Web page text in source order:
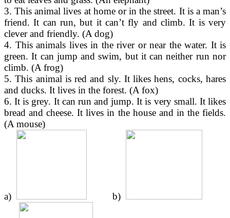
3. This animal lives at home or in the street. It is a man’s
friend. It can run, but it can’t fly and climb. It is very
clever and friendly. (A dog)
4. This animals lives in the river or near the water. It is
green. It can jump and swim, but it can neither run nor
climb. (A frog)
5. This animal is red and sly. It likes hens, cocks, hares
and ducks. It lives in the forest. (A fox)
6. It is grey. It can run and jump. It is very small. It likes
bread and cheese. It lives in the house and in the fields.
(A mouse)
a) b)